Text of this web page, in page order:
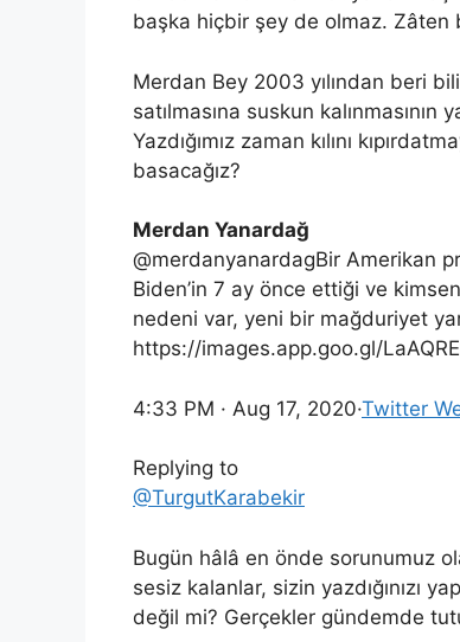
başka hiçbir şey de olmaz. Zâten
Merdan Bey 2003 yılından beri
satılmasına suskun kalınmasının
Yazdığımız zaman kılını
basacağız?
Merdan Yanardağ
@merdanyanardagBir Amerikan
Biden’in 7 ay önce ettiği ve
nedeni var, yeni bir mağduriyet
https://images.app.goo.gl/
4:33 PM · Aug 17, 2020·Twitter
Replying to
@TurgutKarabekir
Bugün hâlâ en önde sorunumuz
sesiz kalanlar, sizin yazdığınızı
değil mi? Gerçekler gündemde